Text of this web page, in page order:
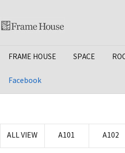
FRAME HOUSE SPACE
Facebook
ALL VIEW A101 A102